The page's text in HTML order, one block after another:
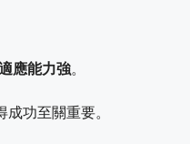
應能力強。
功至關重要。